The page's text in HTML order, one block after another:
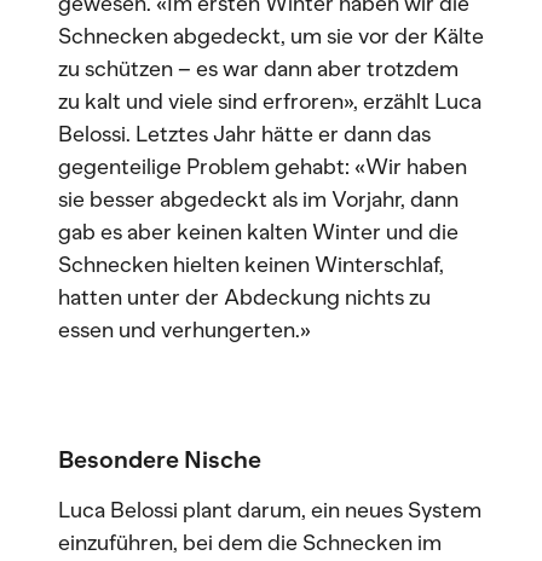
Schnecken abgedeckt, um sie vor der Kälte
zu schützen – es war dann aber trotzdem
zu kalt und viele sind erfroren», erzählt Luca
Belossi. Letztes Jahr hätte er dann das
gegenteilige Problem gehabt: «Wir haben
sie besser abgedeckt als im Vorjahr, dann
gab es aber keinen kalten Winter und die
Schnecken hielten keinen Winterschlaf,
hatten unter der Abdeckung nichts zu
essen und verhungerten.»
Besondere Nische
Luca Belossi plant darum, ein neues System
einzuführen, bei dem die Schnecken im